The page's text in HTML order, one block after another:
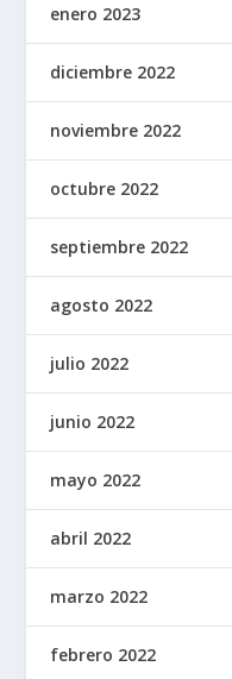
enero 2023
diciembre 2022
noviembre 2022
octubre 2022
septiembre 2022
agosto 2022
julio 2022
junio 2022
mayo 2022
abril 2022
marzo 2022
febrero 2022